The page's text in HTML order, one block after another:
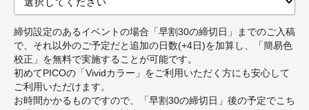
締切設定のあるイベントの場合「早割30の締切日」までのご入稿
で、それ以外のご予定だと追加の日数(+4日)を加算し、「簡易色
校正」を無料で実施することが可能です。
初めてPICOの「Vividカラー」をご利用いただく方にも安心して
ご利用いただけます。
お時間かかるものですので、「早割30の締切日」後の予定でこち